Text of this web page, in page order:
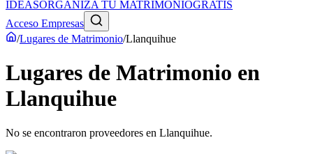
IDEASORGANIZA TU MATRIMONIOGRATIS
Acceso Empresas
/Lugares de Matrimonio/Llanquihue
Lugares de Matrimonio en
Llanquihue
No se encontraron proveedores en Llanquihue.